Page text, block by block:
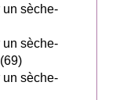
un sèche-
un sèche-
un sèche-